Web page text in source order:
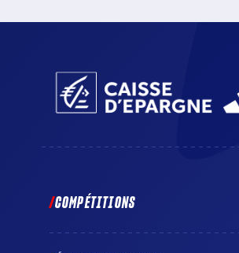
COMPÉTITIONS